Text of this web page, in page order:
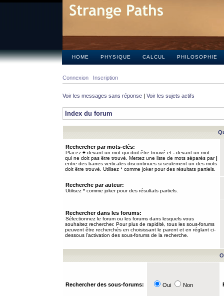
HOME PHYSIQUE CALCUL PHILOSOPHIE
Connexion Inscription
Voir les messages sans réponse | Voir les sujets actifs
Index du forum
Rechercher par mots-clés:
Placez + devant un mot qui doit être trouvé et - devant un mot
qui ne doit pas être trouvé. Mettez une liste de mots séparés par|
entre des barres verticales discontinues si seulement un des mots
doit être trouvé. Utilisez * comme joker pour des résultats partiels.
Recherche par auteur:
Utilisez * comme joker pour des résultats partiels.
Rechercher dans les forums:
Sélectionnez le forum ou les forums dans lesquels vous
souhaitez rechercher. Pour plus de rapidité, tous les sous-forums
peuvent être recherchés en choisissant le parent et en réglant ci-
dessous l’activation des sous-forums de la recherche.
Rechercher des sous-forums: Oui Non